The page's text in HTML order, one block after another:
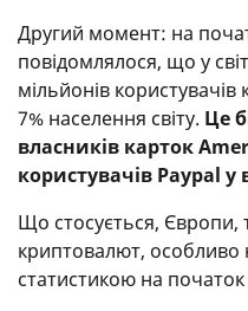
Другий момент: на
повідомлялося, що у
мільйонів
7% населення світу. Це
власників карток
користувачів Paypal у
Що стосується, Європи,
криптовалют, особливо
статистикою на